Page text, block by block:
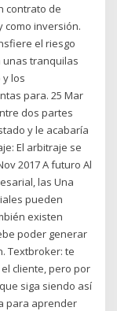
contrato de
como inversión.
el riesgo
unas tranquilas
los
para. 25 Mar
dos partes
y le acabaría
El arbitraje se
2017 A futuro Al
las Una
pueden
existen
poder generar
Textbroker: te
cliente, pero por
siga siendo así
para aprender